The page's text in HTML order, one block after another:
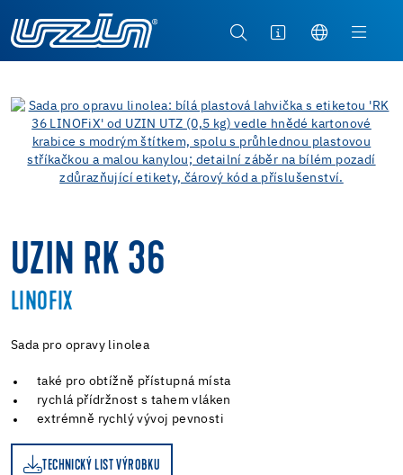
UZIN RK 36
LINOFIX
Sada pro opravy linolea
také pro obtížně přístupná místa
rychlá přídržnost s tahem vláken
extrémně rychlý vývoj pevnosti
TECHNICKÝ LIST VÝROBKU